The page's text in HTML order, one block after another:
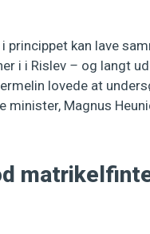
princippet kan lave
i i Rislev – og langt
lovede at
Magnus